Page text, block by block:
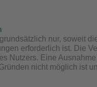
nur, soweit
erforderlich ist. Die
Nutzers. Eine
nicht möglich ist